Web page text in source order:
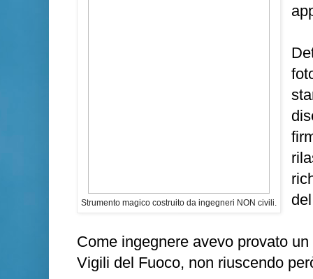
Strumento magico costruito da ingegneri NON civili.
Come ingegnere avevo provato
Vigili del Fuoco, non riuscendo